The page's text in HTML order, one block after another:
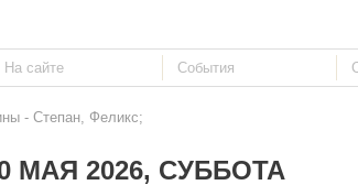
- Степан, Феликс;
МАЯ 2026, СУББОТА